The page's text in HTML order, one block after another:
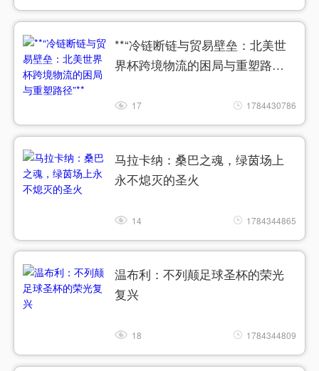
**“冷链断链与贸易壁垒：北美世
界杯跨境物流的困局与重塑路
17 1784430786
马拉卡纳：桑巴之魂，绿茵场上
永不熄灭的圣火
14 1784344865
温布利：不列颠足球圣杯的荣光
复兴
18 1784344809